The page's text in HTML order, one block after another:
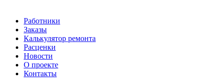
Работники
Заказы
Калькулятор ремонта
Расценки
Новости
О проекте
Контакты